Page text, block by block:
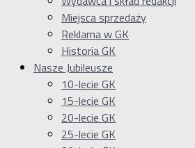
Miejsca sprzedaży
Reklama w GK
Historia GK
Nasze Jubileusze
10-lecie GK
15-lecie GK
20-lecie GK
25-lecie GK